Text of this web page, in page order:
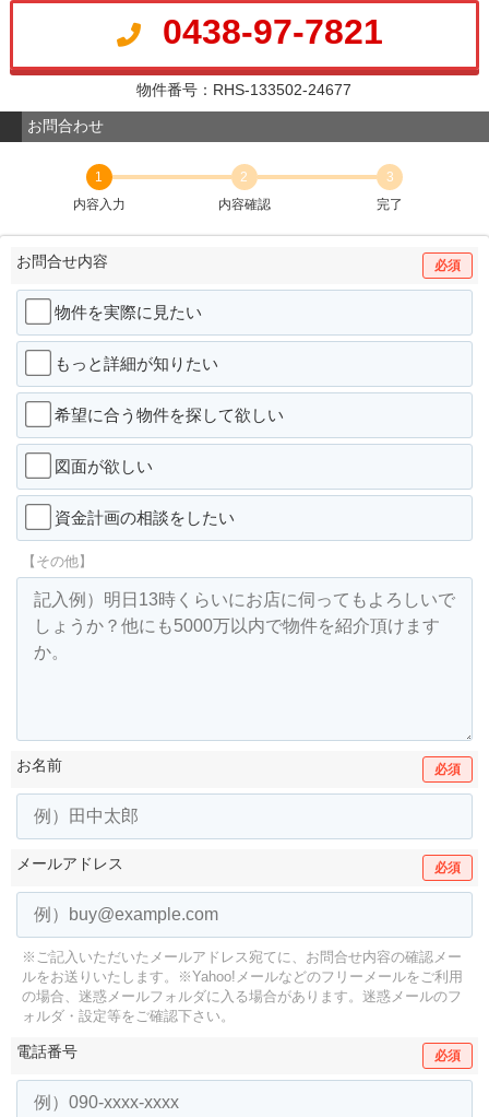
0438-97-7821
物件番号：RHS-133502-24677
お問合わせ
1
内容入力
2
内容確認
3
完了
お問合せ内容 必須
物件を実際に見たい
もっと詳細が知りたい
希望に合う物件を探して欲しい
図面が欲しい
資金計画の相談をしたい
【その他】
お名前 必須
メールアドレス 必須
※ご記入いただいたメールアドレス宛てに、お問合せ内容の確認メー
ルをお送りいたします。
※Yahoo!メールなどのフリーメールをご利用
の場合、迷惑メールフォルダに入る場合があります。 迷惑メールのフ
ォルダ・設定等をご確認下さい。
電話番号 必須